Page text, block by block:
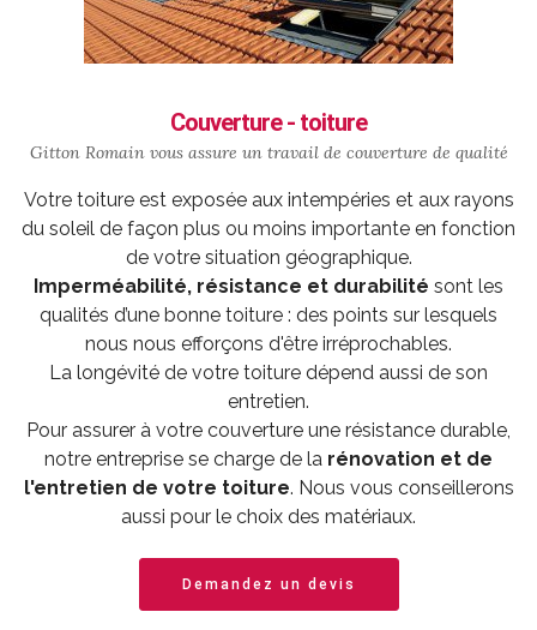
Couverture - toiture
Gitton Romain vous assure un travail de couverture de qualité
Votre toiture est exposée aux intempéries et aux rayons
du soleil de façon plus ou moins importante en fonction
de votre situation géographique.
Imperméabilité, résistance et durabilité sont les
qualités d’une bonne toiture : des points sur lesquels
nous nous efforçons d'être irréprochables.
La longévité de votre toiture dépend aussi de son
entretien.
Pour assurer à votre couverture une résistance durable,
notre entreprise se charge de la rénovation et de
l'entretien de votre toiture. Nous vous conseillerons
aussi pour le choix des matériaux.
Demandez un devis